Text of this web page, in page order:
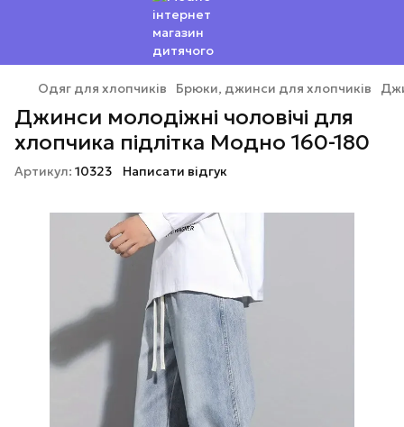
Одяг для хлопчиків Брюки, джинси для хлопчиків
Джинси молодіжні чоловічі для
хлопчика підлітка Модно 160-180
Артикул: 10323 Написати відгук